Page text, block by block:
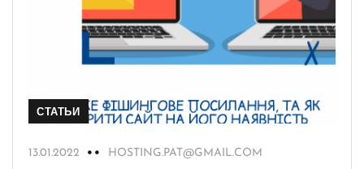
СТАТЬИ
13.01.2022 HOSTING.PAT@GMAIL.COM